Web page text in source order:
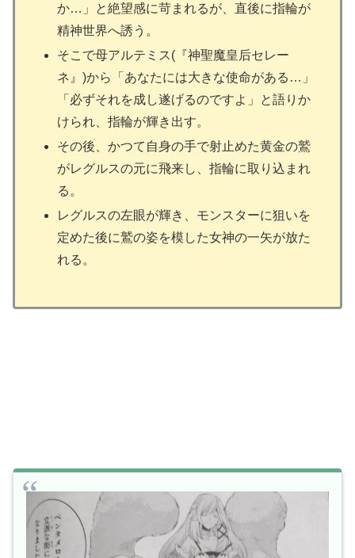
か…」と絶望感に苛まれるが、直後に指輪が
精神世界へ誘う。
そこで母アルテミス(『神聖魔皇后セレー
ネ』)から「あなたには大きな使命がある…」
「必ずそれを成し遂げるのですよ」と語りか
けられ、指輪が輝き出す。
その後、かつて自身の手で射止めた黄金の鷲
がレグルスの元に飛来し、指輪に取り込まれ
る。
レグルスの左眼が輝き、モンスターに狙いを
定めた後に鷲の姿を模した女神の一矢が放た
れる。